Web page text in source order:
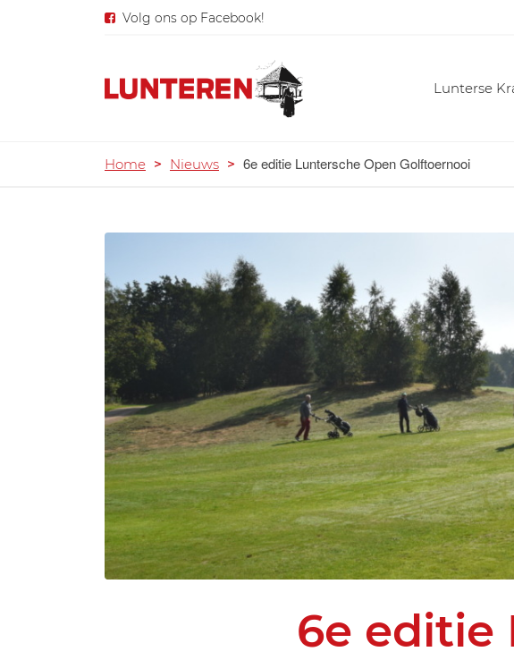
Volg ons op Facebook!
Lunterse
Home > Nieuws > 6e editie Luntersche Open Golftoernooi
6e editie